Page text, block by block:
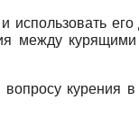
его
между
курения